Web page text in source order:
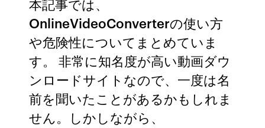
本記事では、
OnlineVideoConverterの使い方
や危険性についてまとめていま
す。 非常に知名度が高い動画ダウ
ンロードサイトなので、一度は名
前を聞いたことがあるかもしれま
せん。しかしながら、